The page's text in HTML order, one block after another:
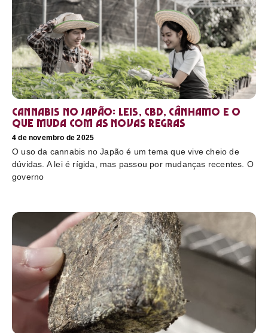
Cannabis no Japão: leis, CBD, cânhamo e o
que muda com as novas regras
4 de novembro de 2025
O uso da cannabis no Japão é um tema que vive cheio de
dúvidas. A lei é rígida, mas passou por mudanças recentes. O
governo